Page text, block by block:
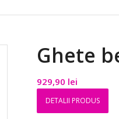
Ghete
929,90 lei
DETALII PRODUS